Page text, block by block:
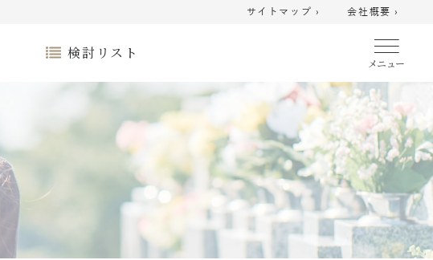
サイトマップ › 会社概要 ›
検討リスト